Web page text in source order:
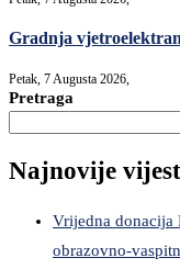
Gradnja
Petak, 7 Augusta 2026,
Pretraga
Najnovije
Vrijedna donacija
obrazovno-